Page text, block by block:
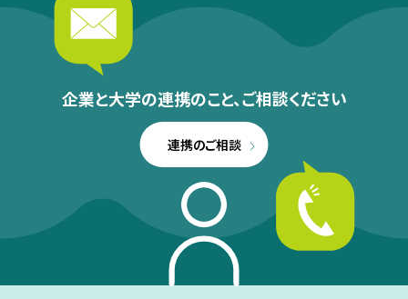
企業と大学の連携のこと、ご相談ください
連携のご相談